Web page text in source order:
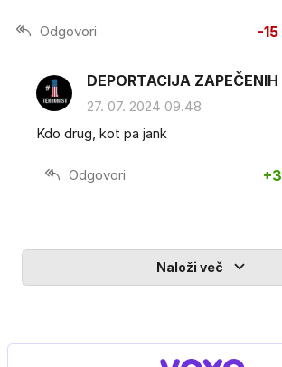
Odgovori -15
DEPORTACIJA ZAPEČENIH
27. 07. 2024 09.48
Kdo drug, kot pa jank
Odgovori +3
Naloži več